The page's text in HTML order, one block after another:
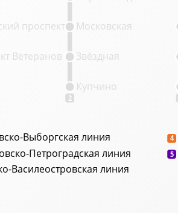
Выборгская линия
Петроградская линия
Василеостровская линия
4
5
2
Ветеранов
проспект
Купчино
Звёздная
Московская